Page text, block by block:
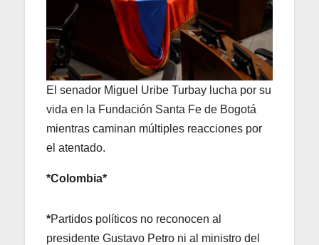
El senador Miguel Uribe Turbay lucha por su
vida en la Fundación Santa Fe de Bogotá
mientras caminan múltiples reacciones por
el atentado.
*Colombia*
*Partidos políticos no reconocen al
presidente Gustavo Petro ni al ministro del